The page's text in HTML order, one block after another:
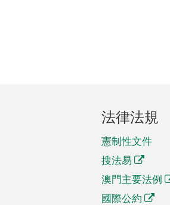
法律法規
憲制性文件
搜法易
澳門主要法例
國際公約